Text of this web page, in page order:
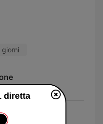
giorni
Rodgers)
diretta